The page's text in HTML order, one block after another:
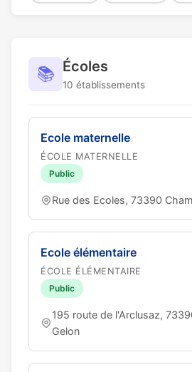
📚 Écoles
10 établissements
Ecole maternelle
ÉCOLE MATERNELLE
Public
Rue des Ecoles, 73390
Ecole élémentaire
ÉCOLE ÉLÉMENTAIRE
Public
195 route de l'Arclusaz,
Gelon